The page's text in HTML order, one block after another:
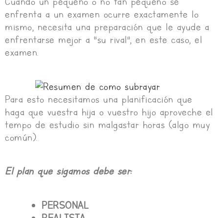
enfrenta a un examen ocurre exactamente lo
mismo, necesita una preparación que le ayude a
enfrentarse mejor a “su rival”, en este caso, el
examen.
Para esto necesitamos una planificación que
haga que vuestra hija o vuestro hijo aproveche el
tempo de estudio sin malgastar horas (algo muy
común).
El plan que sigamos debe ser:
PERSONAL